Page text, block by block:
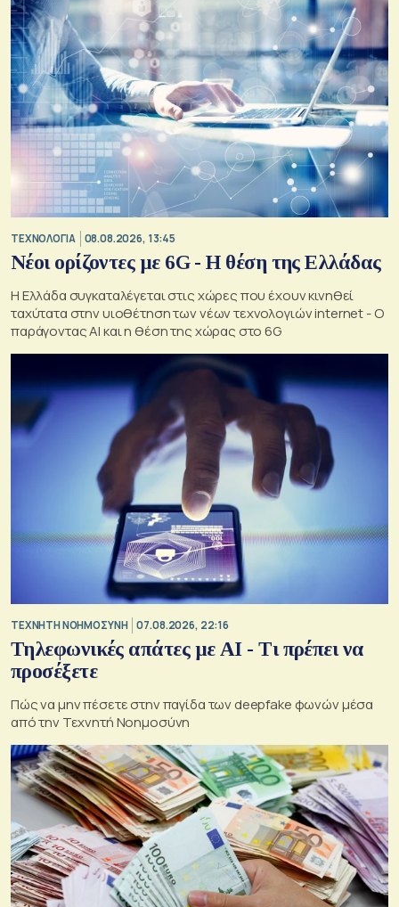
ΤΕΧΝΟΛΟΓΙΑ 08.08.2026, 13:45
Νέοι ορίζοντες με 6G - Η θέση της Ελλάδας
Η Ελλάδα συγκαταλέγεται στις χώρες που έχουν κινηθεί
ταχύτατα στην υιοθέτηση των νέων τεχνολογιών internet - Ο
παράγοντας AI και η θέση της χώρας στο 6G
TΕΧΝΗΤΗ ΝΟΗΜΟΣΥΝΗ 07.08.2026, 22:16
Τηλεφωνικές απάτες με ΑΙ - Τι πρέπει να
προσέξετε
Πώς να μην πέσετε στην παγίδα των deepfake φωνών μέσα
από την Τεχνητή Νοημοσύνη